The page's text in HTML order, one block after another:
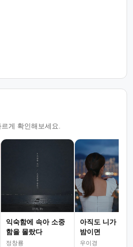
게 확인해보세요.
익숙함에 속아 소중
함을 몰랐다
정창룡
아직도 니가 그
밤이면
우이경